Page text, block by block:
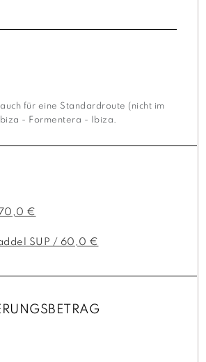
für eine Standardroute (nicht im
- Formentera - Ibiza.
€
SUP / 60,0 €